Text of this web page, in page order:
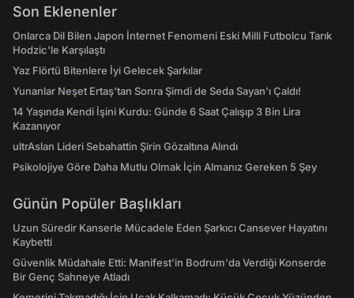
Son Eklenenler
Onlarca Dil Bilen Japon İnternet Fenomeni Eski Milli Futbolcu Tarık
Hodzic'le Karşılaştı
Yaz Flörtü Bitenlere İyi Gelecek Şarkılar
Yunanlar Neşet Ertaş'tan Sonra Şimdi de Seda Sayan'ı Çaldı!
14 Yaşında Kendi İşini Kurdu: Günde 6 Saat Çalışıp 3 Bin Lira
Kazanıyor
ultrAslan Lideri Sebahattin Şirin Gözaltına Alındı
Psikolojiye Göre Daha Mutlu Olmak İçin Almanız Gereken 5 Şey
Günün Popüler Başlıkları
Uzun Süredir Kanserle Mücadele Eden Şarkıcı Cansever Hayatını
Kaybetti
Güvenlik Müdahale Etti: Manifest'in Bodrum'da Verdiği Konserde
Bir Genç Sahneye Atladı